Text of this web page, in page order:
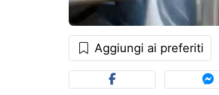
Aggiungi ai preferiti